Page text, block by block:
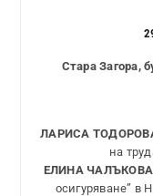
Стара Загора,
ЛАРИСА
на
ЕЛИНА ЧАЛЪКОВА
осигуряване” в